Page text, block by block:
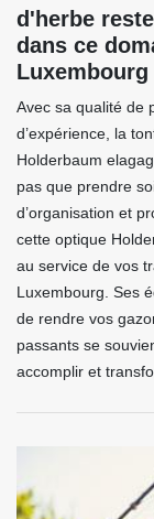
d'herbe
dans ce
Luxembourg
Avec sa qualité de
d’expérience, la
Holderbaum
pas que prendre
d’organisation et
cette optique
au service de vos
Luxembourg. Ses
de rendre vos
passants se
accomplir et